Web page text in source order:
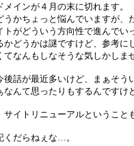
インが４月の末に切れます。
うかちょっと悩んでいますが、
トがどういう方向性で進んで
かどうかは謎ですけど、参考に
てなんもしなそうな気しかしま
後話が最近多いけど、まぁそ
なんて思ったりもするんですけ
サイトリニューアルということ
くだらねぇな…。